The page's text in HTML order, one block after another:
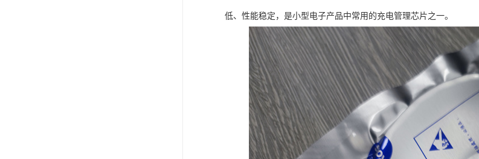
低、性能稳定，是小型电子产品中常用的充电管理芯片之一。